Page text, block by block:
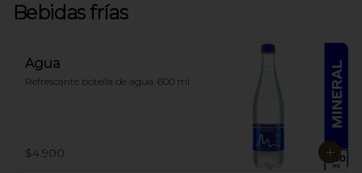
Bebidas frías
Agua
Refrescante botella de agua. 600 ml
$4.900